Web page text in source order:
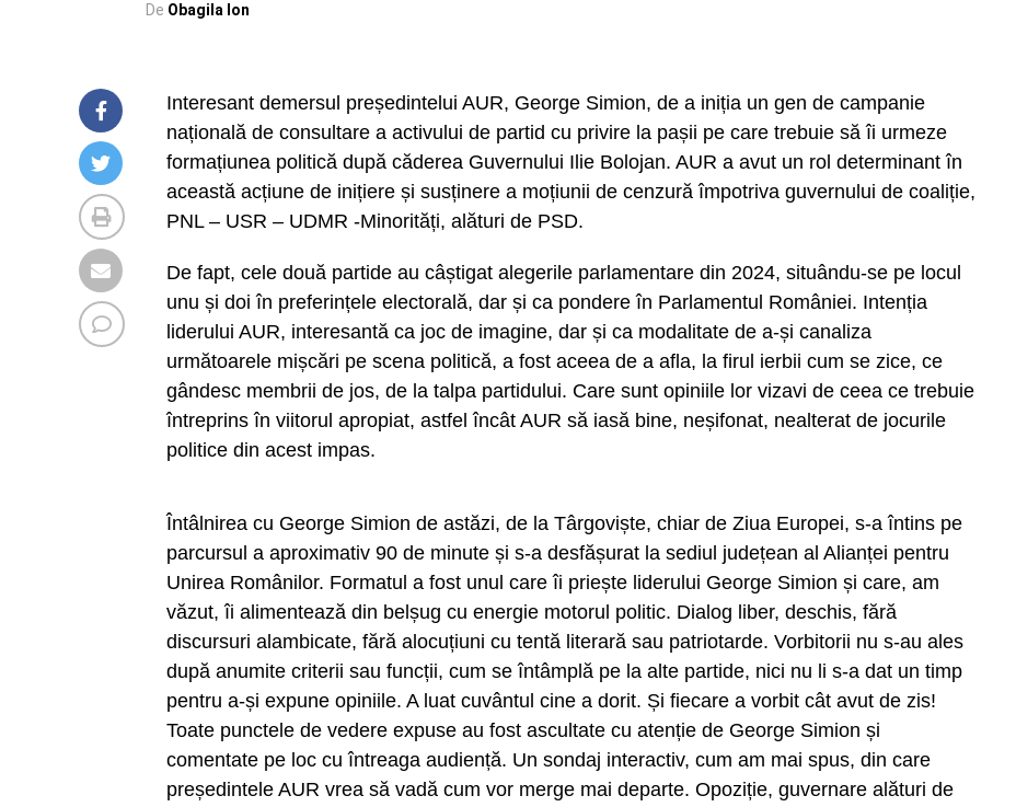
De Obagila Ion
Interesant demersul președintelui AUR, George Simion, de a iniția un gen de campanie
națională de consultare a activului de partid cu privire la pașii pe care trebuie să îi urmeze
formațiunea politică după căderea Guvernului Ilie Bolojan. AUR a avut un rol determinant în
această acțiune de inițiere și susținere a moțiunii de cenzură împotriva guvernului de coaliție,
PNL – USR – UDMR -Minorități, alături de PSD.
De fapt, cele două partide au câștigat alegerile parlamentare din 2024, situându-se pe locul
unu și doi în preferințele electorală, dar și ca pondere în Parlamentul României. Intenția
liderului AUR, interesantă ca joc de imagine, dar și ca modalitate de a-și canaliza
următoarele mișcări pe scena politică, a fost aceea de a afla, la firul ierbii cum se zice, ce
gândesc membrii de jos, de la talpa partidului. Care sunt opiniile lor vizavi de ceea ce trebuie
întreprins în viitorul apropiat, astfel încât AUR să iasă bine, neșifonat, nealterat de jocurile
politice din acest impas.
Întâlnirea cu George Simion de astăzi, de la Târgoviște, chiar de Ziua Europei, s-a întins pe
parcursul a aproximativ 90 de minute și s-a desfășurat la sediul județean al Alianței pentru
Unirea Românilor. Formatul a fost unul care îi priește liderului George Simion și care, am
văzut, îi alimentează din belșug cu energie motorul politic. Dialog liber, deschis, fără
discursuri alambicate, fără alocuțiuni cu tentă literară sau patriotarde. Vorbitorii nu s-au ales
după anumite criterii sau funcții, cum se întâmplă pe la alte partide, nici nu li s-a dat un timp
pentru a-și expune opiniile. A luat cuvântul cine a dorit. Și fiecare a vorbit cât avut de zis!
Toate punctele de vedere expuse au fost ascultate cu atenție de George Simion și
comentate pe loc cu întreaga audiență. Un sondaj interactiv, cum am mai spus, din care
președintele AUR vrea să vadă cum vor merge mai departe. Opoziție, guvernare alături de